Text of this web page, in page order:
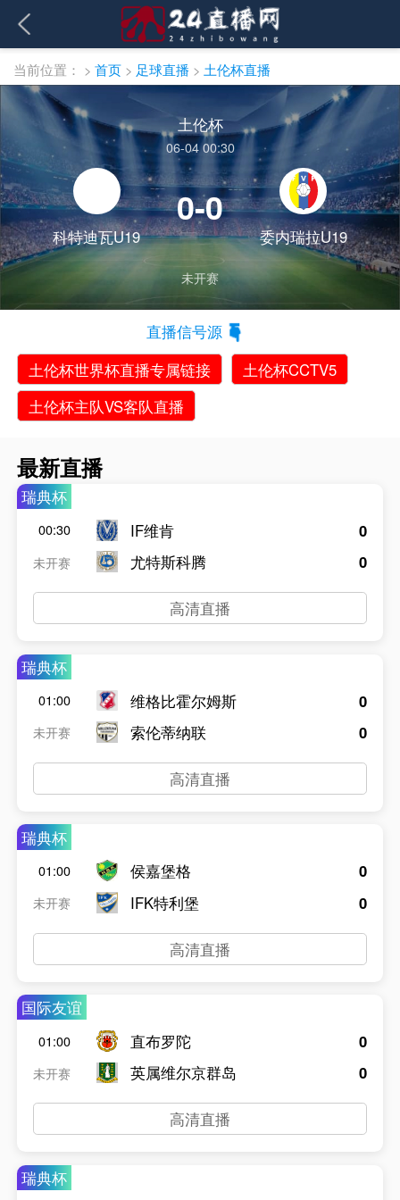
当前位置： > 首页 > 足球直播 > 土伦杯直播
土伦杯
06-04 00:30
科特迪瓦U19
0-0
委内瑞拉U19
未开赛
直播信号源
土伦杯世界杯直播专属链接
土伦杯CCTV5
土伦杯主队VS客队直播
最新直播
瑞典杯
00:30
未开赛
IF维肯
尤特斯科腾
0
0
高清直播
瑞典杯
01:00
未开赛
维格比霍尔姆斯
索伦蒂纳联
0
0
高清直播
瑞典杯
01:00
未开赛
侯嘉堡格
IFK特利堡
0
0
高清直播
国际友谊
01:00
未开赛
直布罗陀
英属维尔京群岛
0
0
高清直播
瑞典杯